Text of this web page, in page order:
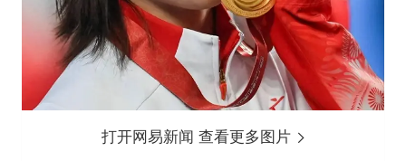
打开网易新闻 查看更多图片